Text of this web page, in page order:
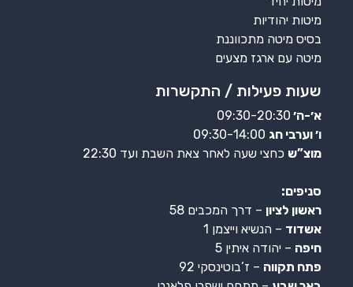
מיטות יהודיות
בסיס מיטה מתכווננת
מיטה עם ארגז מצעים
שעות פעילות / התקשרות
א׳-ה׳ 09:30-20:30
ו׳ וערבי חג
מוצ”ש כחצי שעה לאחר צאת השבת ועד 22:30
סניפים:
ראשון לציון – דרך המכבים 58
אשדוד – הנשיא וייצמן 1
חיפה – יהודה איתין 5
פתח תקווה – ז’בוטינסקי 92